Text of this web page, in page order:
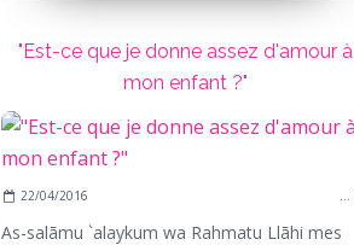
"Est-ce que je donne assez d'amour à
mon enfant ?"
22/04/2016 …
As-salãmu `alaykum wa Rahmatu Llãhi mes